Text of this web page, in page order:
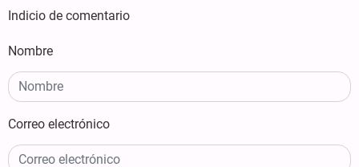
Indicio de comentario
Nombre
Correo electrónico